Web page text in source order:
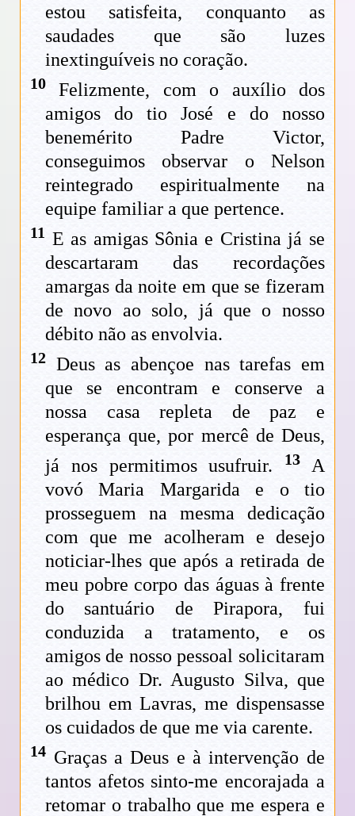
estou satisfeita, conquanto as
saudades que são luzes
inextinguíveis no coração.
10 Felizmente, com o auxílio dos
amigos do tio José e do nosso
benemérito Padre Victor,
conseguimos observar o Nelson
reintegrado espiritualmente na
equipe familiar a que pertence.
11 E as amigas Sônia e Cristina já se
descartaram das recordações
amargas da noite em que se fizeram
de novo ao solo, já que o nosso
débito não as envolvia.
12 Deus as abençoe nas tarefas em
que se encontram e conserve a
nossa casa repleta de paz e
esperança que, por mercê de Deus,
já nos permitimos usufruir.
13 A
vovó Maria Margarida e o tio
prosseguem na mesma dedicação
com que me acolheram e desejo
noticiar-lhes que após a retirada de
meu pobre corpo das águas à frente
do santuário de Pirapora, fui
conduzida a tratamento, e os
amigos de nosso pessoal solicitaram
ao médico Dr. Augusto Silva, que
brilhou em Lavras, me dispensasse
os cuidados de que me via carente.
14 Graças a Deus e à intervenção de
tantos afetos sinto-me encorajada a
retomar o trabalho que me espera e